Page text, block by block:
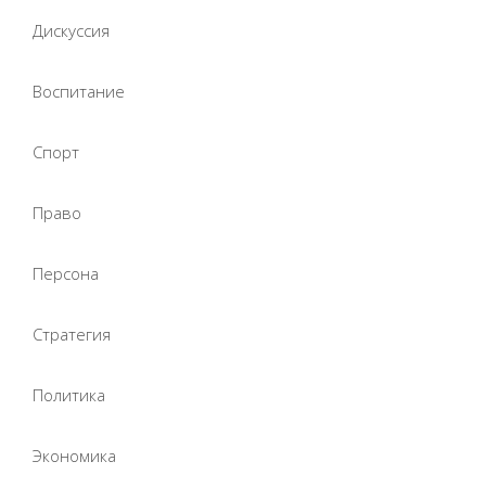
Дискуссия
Воспитание
Спорт
Право
Персона
Стратегия
Политика
Экономика